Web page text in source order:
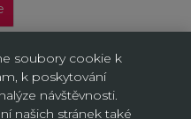
na adresu a výdejní
AL/AG. Kliknutím na
Oznámení o ochraně
s ním.
soubory cookie k
k poskytování
návštěvnosti.
našich stránek také